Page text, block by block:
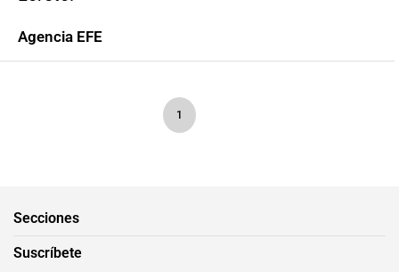
Agencia EFE
1
Secciones
Suscríbete